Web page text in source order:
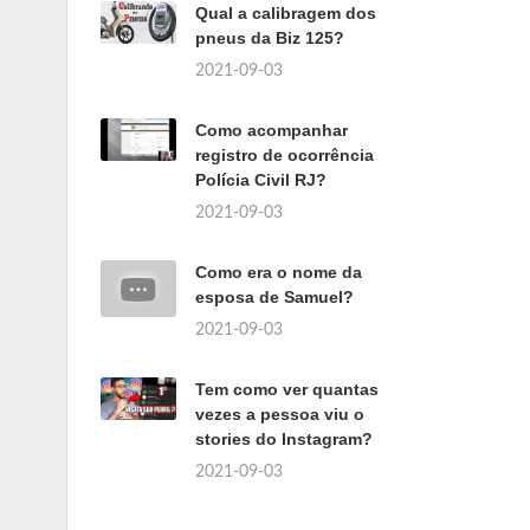
Qual a calibragem dos
pneus da Biz 125?
2021-09-03
Como acompanhar
registro de ocorrência
Polícia Civil RJ?
2021-09-03
Como era o nome da
esposa de Samuel?
2021-09-03
Tem como ver quantas
vezes a pessoa viu o
stories do Instagram?
2021-09-03